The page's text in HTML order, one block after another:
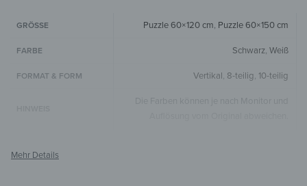
GRÖSSE Puzzle 60×120 cm, Puzzle 60×150 cm
FARBE Schwarz, Weiß
FORMAT & FORM Vertikal, 8-teilig, 10-teilig